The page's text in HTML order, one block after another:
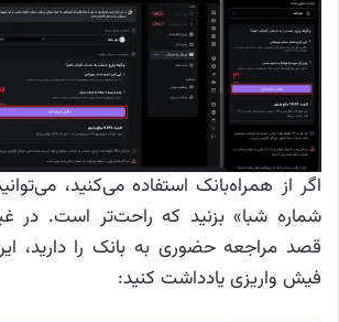
اگر از همراه‌بانک استفاده می‌کنید،
شماره شبا» بزنید که راحت‌تر است. در
قصد مراجعه حضوری به بانک را دارید،
فیش واریزی یادداشت کنید: